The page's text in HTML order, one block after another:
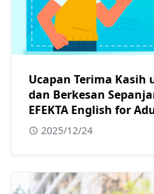
Ucapan Terima
dan Berkesan
EFEKTA English for
2025/12/24